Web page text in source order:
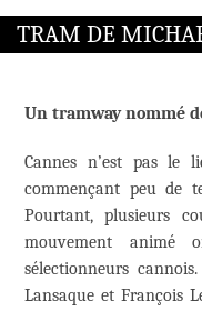
TRAM DE
Un tramway nommé
Cannes n’est pas le
commençant peu de
Pourtant, plusieurs
mouvement
sélectionneurs
Lansaque et François